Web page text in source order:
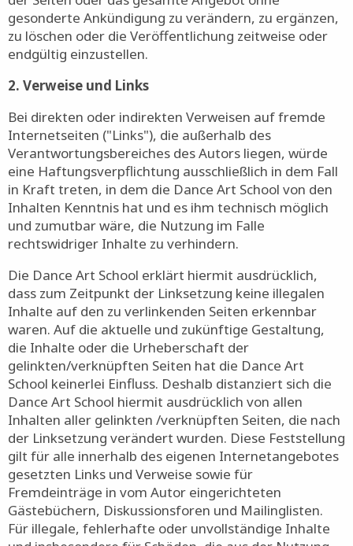
gesonderte Ankündigung zu verändern, zu ergänzen,
zu löschen oder die Veröffentlichung zeitweise oder
endgültig einzustellen.
2. Verweise und Links
Bei direkten oder indirekten Verweisen auf fremde
Internetseiten ("Links"), die außerhalb des
Verantwortungsbereiches des Autors liegen, würde
eine Haftungsverpflichtung ausschließlich in dem Fall
in Kraft treten, in dem die Dance Art School von den
Inhalten Kenntnis hat und es ihm technisch möglich
und zumutbar wäre, die Nutzung im Falle
rechtswidriger Inhalte zu verhindern.
Die Dance Art School erklärt hiermit ausdrücklich,
dass zum Zeitpunkt der Linksetzung keine illegalen
Inhalte auf den zu verlinkenden Seiten erkennbar
waren. Auf die aktuelle und zukünftige Gestaltung,
die Inhalte oder die Urheberschaft der
gelinkten/verknüpften Seiten hat die Dance Art
School keinerlei Einfluss. Deshalb distanziert sich die
Dance Art School hiermit ausdrücklich von allen
Inhalten aller gelinkten /verknüpften Seiten, die nach
der Linksetzung verändert wurden. Diese Feststellung
gilt für alle innerhalb des eigenen Internetangebotes
gesetzten Links und Verweise sowie für
Fremdeinträge in vom Autor eingerichteten
Gästebüchern, Diskussionsforen und Mailinglisten.
Für illegale, fehlerhafte oder unvollständige Inhalte